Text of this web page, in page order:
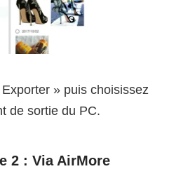
» puis choisissez
de sortie du PC.
2 : Via AirMore